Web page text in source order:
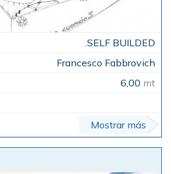
.SELF BUILDED
Francesco Fabbrovich
6,00 mt
Mostrar más